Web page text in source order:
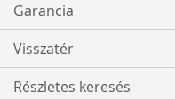
Garancia
Visszatér
Részletes keresés